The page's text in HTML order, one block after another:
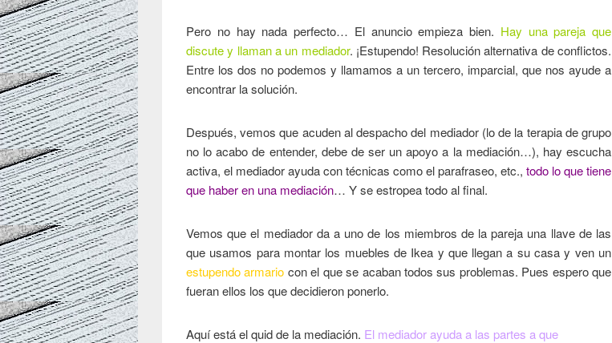
Pero no hay nada perfecto… El anuncio empieza bien. Hay una pareja que
discute y llaman a un mediador. ¡Estupendo! Resolución alternativa de conflictos.
Entre los dos no podemos y llamamos a un tercero, imparcial, que nos ayude a
encontrar la solución.
Después, vemos que acuden al despacho del mediador (lo de la terapia de grupo
no lo acabo de entender, debe de ser un apoyo a la mediación…), hay escucha
activa, el mediador ayuda con técnicas como el parafraseo, etc., todo lo que tiene
que haber en una mediación… Y se estropea todo al final.
Vemos que el mediador da a uno de los miembros de la pareja una llave de las
que usamos para montar los muebles de Ikea y que llegan a su casa y ven un
estupendo armario con el que se acaban todos sus problemas. Pues espero que
fueran ellos los que decidieron ponerlo.
Aquí está el quid de la mediación. El mediador ayuda a las partes a que